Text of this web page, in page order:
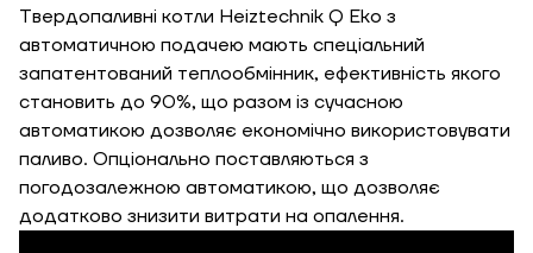
Твердопаливні котли Heiztechnik Q Eko з
автоматичною подачею мають спеціальний
запатентований теплообмінник, ефективність якого
становить до 90%, що разом із сучасною
автоматикою дозволяє економічно використовувати
паливо. Опціонально поставляються з
погодозалежною автоматикою, що дозволяє
додатково знизити витрати на опалення.